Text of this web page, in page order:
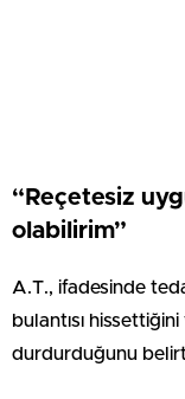
“Reçetesiz
olabilirim”
A.T., ifadesinde
bulantısı
durdurduğunu